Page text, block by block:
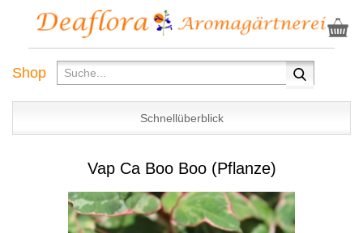
Shop
Schnellüberblick
Vap Ca Boo Boo (Pflanze)